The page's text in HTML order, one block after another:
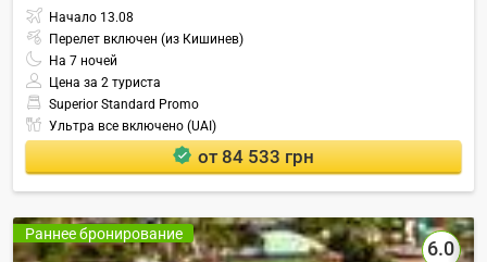
Начало 13.08
Перелет включен (из Кишинев)
На 7 ночей
Цена за 2 туриста
Superior Standard Promo
Ультра все включено (UAI)
от 84 533 грн
Раннее бронирование
6.0